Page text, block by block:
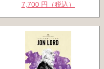
7,700 円（税込）